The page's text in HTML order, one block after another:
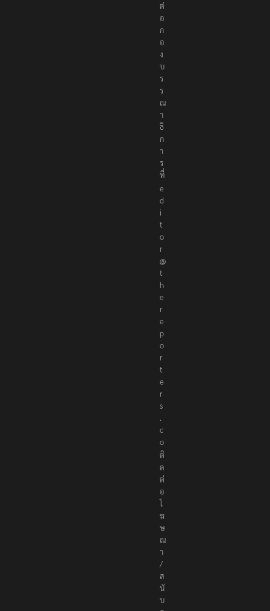
ต่
อ
ก
อ
ง
บ
ร
ร
ณ
า
ธิ
ก
า
ร
ที่
e
d
i
t
o
r
@
t
h
e
r
e
p
o
r
t
e
r
s
.
c
o
ติ
ด
ต่
อ
โ
ฆ
ษ
ณ
า
/
ส
นั
บ